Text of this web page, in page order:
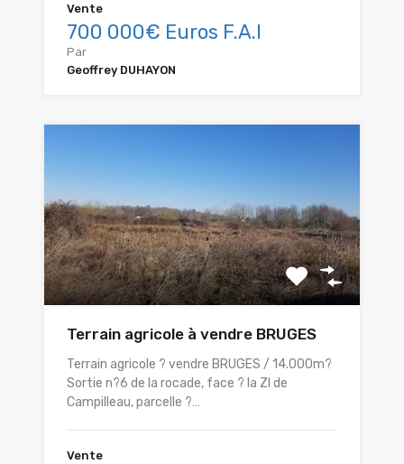
Vente
700 000€ Euros F.A.I
Par
Geoffrey DUHAYON
Terrain agricole à vendre BRUGES
Terrain agricole ? vendre BRUGES / 14.000m?
Sortie n?6 de la rocade, face ? la ZI de
Campilleau, parcelle ?…
Vente